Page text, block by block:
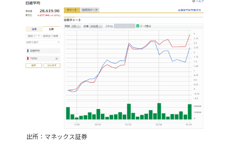
出所：マネックス証券